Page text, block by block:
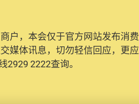
户，本会仅于官方网站发布消
媒体讯息，切勿轻信回应，更
2929 2222查询。